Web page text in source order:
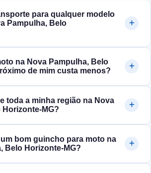
para qualquer modelo
Pampulha, Belo
na Nova Pampulha, Belo
de mim custa menos?
toda a minha região na Nova
bom guincho para moto na
Belo Horizonte‑MG?